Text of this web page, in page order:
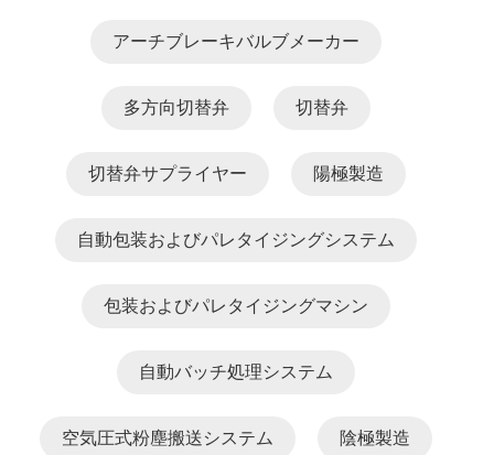
アーチブレ​​ーキバルブメーカー
多方向切替弁 切替弁
切替弁サプライヤー 陽極製造
自動包装およびパレタイジングシステム
包装およびパレタイジングマシン
自動バッチ処理システム
空気圧式粉塵搬送システム 陰極製造